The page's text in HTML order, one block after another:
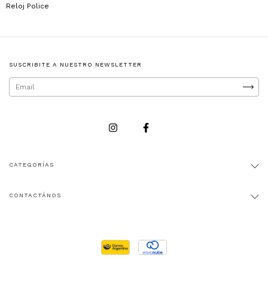
Reloj Police
SUSCRIBITE A NUESTRO NEWSLETTER
CATEGORÍAS
CONTACTÁNOS